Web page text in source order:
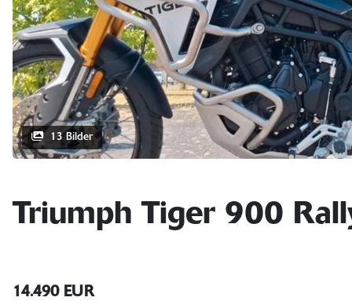
13 Bilder
Triumph Tiger 900
14.490 EUR